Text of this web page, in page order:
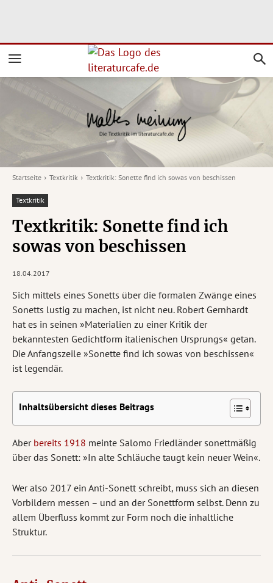
Startseite Textkritik Textkritik: Sonette find ich sowas von beschissen
Textkritik
Textkritik: Sonette find ich
sowas von beschissen
18.04.2017
Sich mittels eines Sonetts über die formalen Zwänge eines
Sonetts lustig zu machen, ist nicht neu. Robert Gernhardt
hat es in seinen »Materialien zu einer Kritik der
bekanntesten Gedichtform italienischen Ursprungs« getan.
Die Anfangszeile »Sonette find ich sowas von beschissen«
ist legendär.
Inhaltsübersicht dieses Beitrags
Aber bereits 1918 meinte Salomo Friedländer sonettmäßig
über das Sonett: »In alte Schläuche taugt kein neuer Wein«.
Wer also 2017 ein Anti-Sonett schreibt, muss sich an diesen
Vorbildern messen – und an der Sonettform selbst. Denn zu
allem Überfluss kommt zur Form noch die inhaltliche
Struktur.